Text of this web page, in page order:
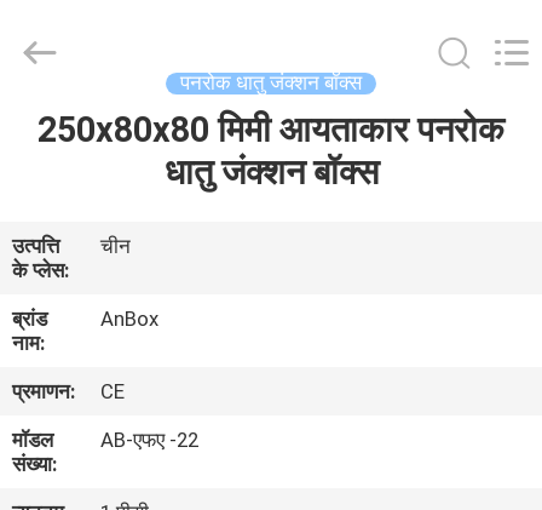
हमारे
बारे
कारखाना
पनरोक धातु जंक्शन बॉक्स
250x80x80 मिमी आयताकार पनरोक
धातु जंक्शन बॉक्स
उत्पत्ति
के प्लेस:
चीन
ब्रांड
नाम:
AnBox
प्रमाणन:
CE
मॉडल
संख्या:
AB-एफए -22